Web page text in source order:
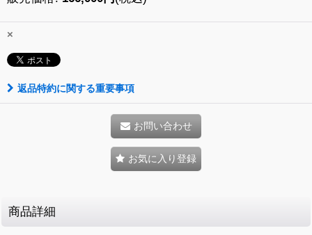
×
返品特約に関する重要事項
お問い合わせ
お気に入り登録
商品詳細